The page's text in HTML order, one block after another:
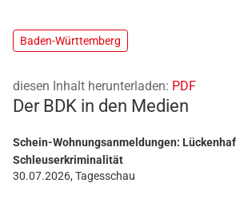
Baden-Württemberg
diesen Inhalt herunterladen: PDF
Der BDK in den Medien
Schein-Wohnungsanmeldungen:
Schleuserkriminalität
30.07.2026, Tagesschau